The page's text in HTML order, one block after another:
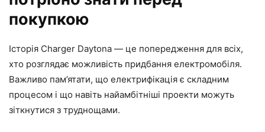
покупкою
Історія Charger Daytona — це попередження для всіх,
хто розглядає можливість придбання електромобіля.
Важливо пам’ятати, що електрифікація є складним
процесом і що навіть найамбітніші проекти можуть
зіткнутися з труднощами.